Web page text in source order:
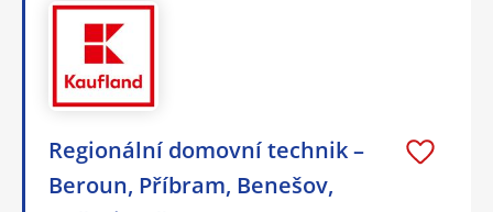
Regionální domovní technik –
Beroun, Příbram, Benešov,